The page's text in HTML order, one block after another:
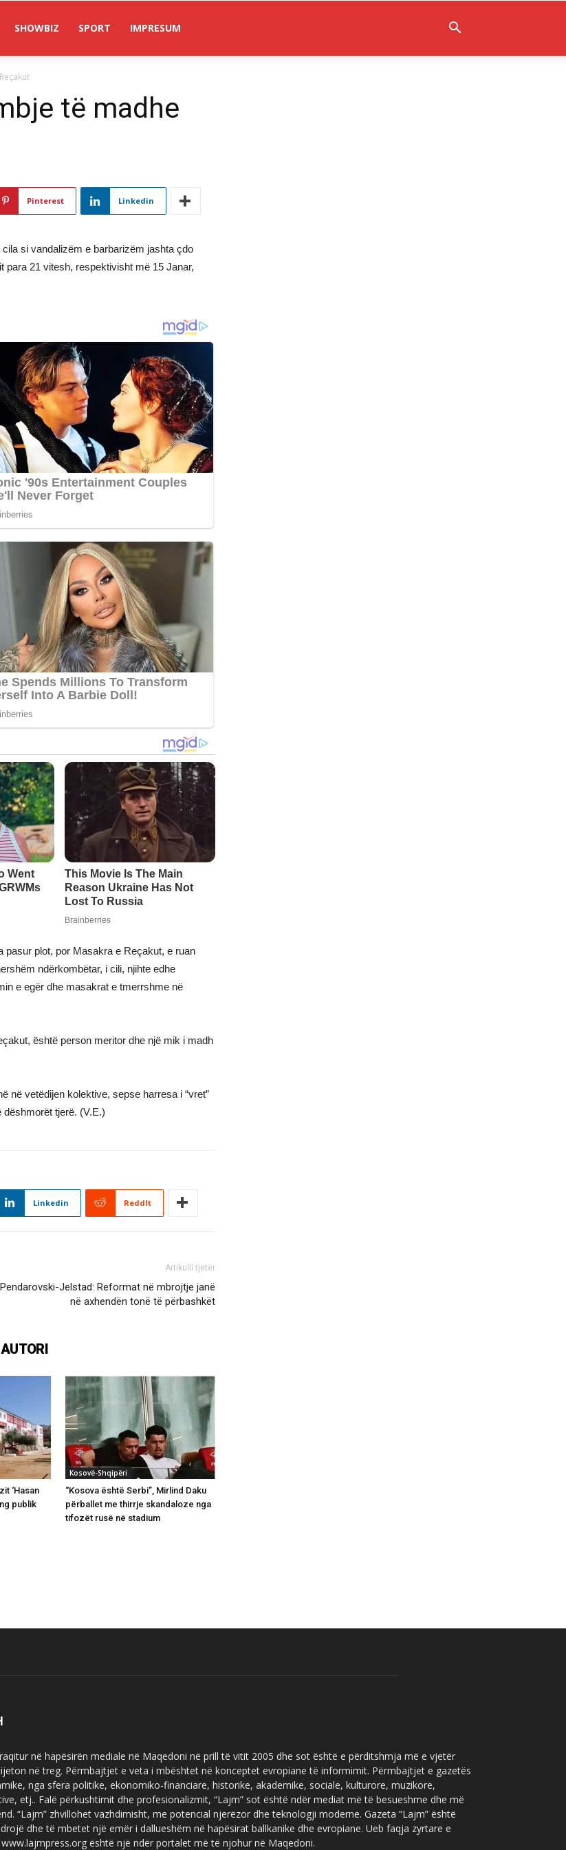
SHOWBIZ SPORT IMPRESUM
të madhe
Pinterest Linkedin
si vandalizëm e barbarizëm jashta çdo
para 21 vitesh, respektivisht më 15 Janar,
pasur plot, por Masakra e Reçakut, e ruan
ndërkombëtar, i cili, njihte edhe
e egër dhe masakrat e tmerrshme në
është person meritor dhe një mik i madh
në vetëdijen kolektive, sepse harresa i “vret”
tjerë. (V.E.)
Linkedin ReddIt
Artikulli tjetër
Pendarovski-Jelstad: Reformat në mbrojtje janë
në axhendën tonë të përbashkët
‘Hasan
publik
Kosovë-Shqipëri
“Kosova është Serbi”, Mirlind Daku
përballet me thirrje skandaloze nga
tifozët rusë në stadium
në hapësirën mediale në Maqedoni në prill të vitit 2005 dhe sot është e përditshmja më e vjetër
në treg. Përmbajtjet e veta i mbështet në konceptet evropiane të informimit. Përmbajtjet e gazetës
nga sfera politike, ekonomiko-financiare, historike, akademike, sociale, kulturore, muzikore,
etj.. Falë përkushtimit dhe profesionalizmit, “Lajm” sot është ndër mediat më të besueshme dhe më
“Lajm” zhvillohet vazhdimisht, me potencial njerëzor dhe teknologji moderne. Gazeta “Lajm” është
dhe të mbetet një emër i dallueshëm në hapësirat ballkanike dhe evropiane. Ueb faqja zyrtare e
www.lajmpress.org është një ndër portalet më të njohur në Maqedoni.